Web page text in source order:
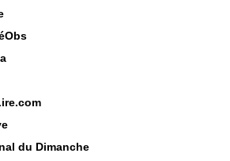
du Dimanche